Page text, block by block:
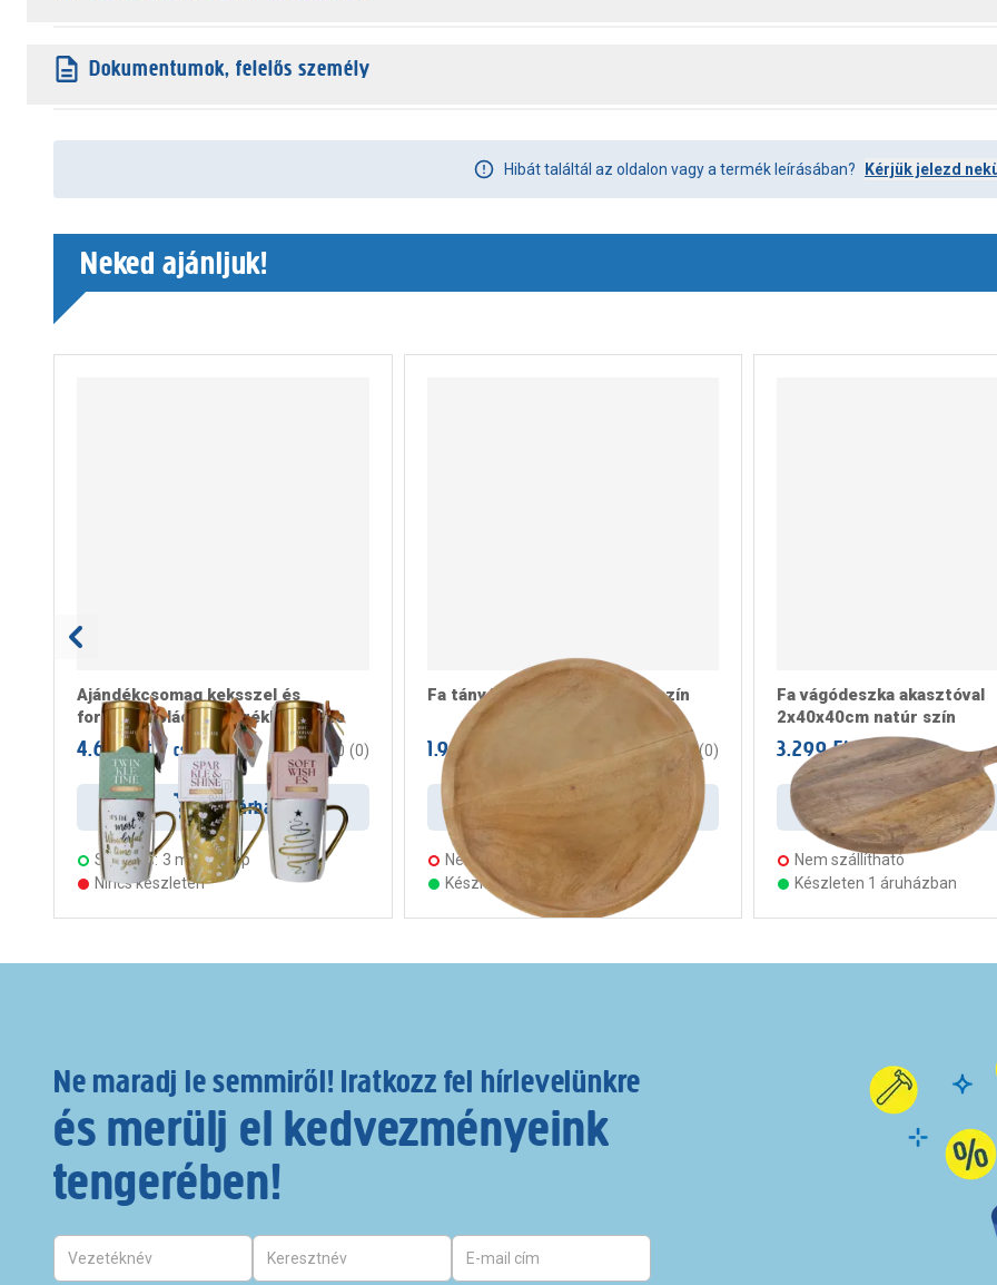
Dokumentumok, felelős személy
Hibát találtál az oldalon vagy a termék leírásában? Kérjük jelezd
Neked ajánljuk!
Ajándékcsomag keksszel és
forrócsokoládé keverékkel 3-féle
4.699 Ft / csomag 0 (0)
Kosárba
Szállítás: 3 munkanap
Nincs készleten
Fa tányér 28cm kerek natúr szín
1.999 Ft (0)
Kosárba
Nem szállítható
Készleten 2 áruházban
Fa vágódeszka akasztóval
2x40x40cm natúr szín
3.299 Ft / darab
Kosárba
Nem szállítható
Készleten 1 áruházban
Ne maradj le semmiről! Iratkozz fel hírlevelünkre
és merülj el kedvezményeink
tengerében!